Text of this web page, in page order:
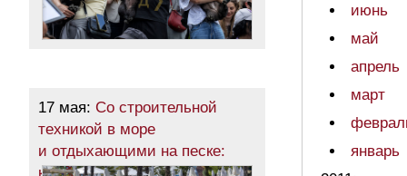
17 мая: Со строительной
техникой в море
и отдыхающими на песке:
как главный пляж Одессы
июнь
май
апрель
март
январь